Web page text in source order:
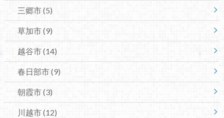
三郷市(5)
草加市(9)
越谷市(14)
春日部市(9)
朝霞市(3)
川越市(12)